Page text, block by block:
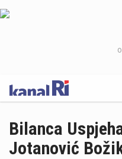
Bilanca
Jotanović